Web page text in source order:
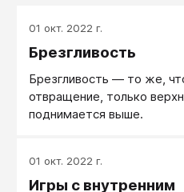
01 окт. 2022 г.
Брезгливость
Брезгливость — то же,
отвращение, только
поднимается выше.
01 окт. 2022 г.
Игры с внутренним